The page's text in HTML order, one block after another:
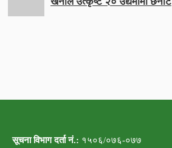
सूचना विभाग दर्ता नं.: १५०६/०७६-०७७